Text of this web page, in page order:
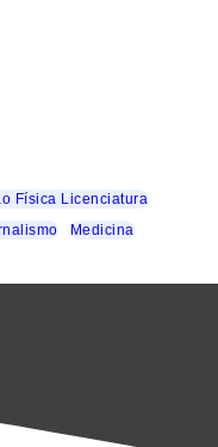
Física Licenciatura
Medicina